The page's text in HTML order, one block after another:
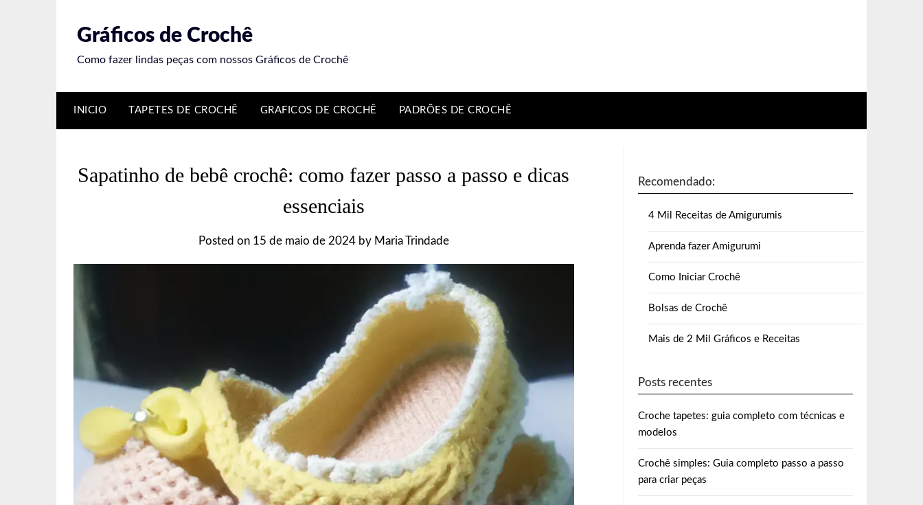
Gráficos de Crochê
Como fazer lindas peças com nossos Gráficos de Crochê
INICIO TAPETES DE CROCHÊ GRAFICOS DE CROCHÊ PADRÕES DE CROCHÊ
Sapatinho de bebê crochê: como fazer passo a passo e dicas
essenciais
Posted on 15 de maio de 2024by Maria Trindade
Recomendado:
4 Mil Receitas de Amigurumis
Aprenda fazer Amigurumi
Como Iniciar Crochê
Bolsas de Crochê
Mais de 2 Mil Gráficos e Receitas
Posts recentes
Croche tapetes: guia completo com técnicas e
modelos
Crochê simples: Guia completo passo a passo
para criar peças